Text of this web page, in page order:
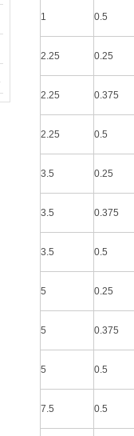
1 0.5
2.25 0.25
2.25 0.375
2.25 0.5
3.5 0.25
3.5 0.375
3.5 0.5
5 0.25
5 0.375
5 0.5
7.5 0.5